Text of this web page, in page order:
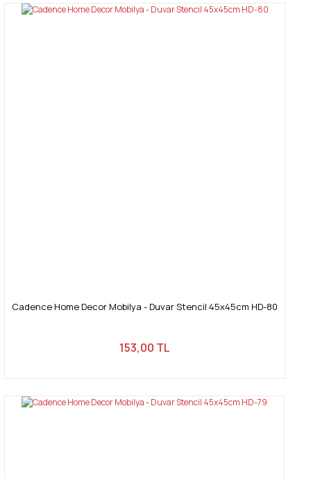
Cadence Home Decor Mobilya - Duvar Stencil 45x45cm HD-80
153,00 TL